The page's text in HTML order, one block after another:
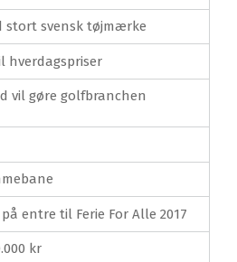
stort svensk tøjmærke
hverdagspriser
vil gøre golfbranchen
entre til Ferie For Alle 2017
kr